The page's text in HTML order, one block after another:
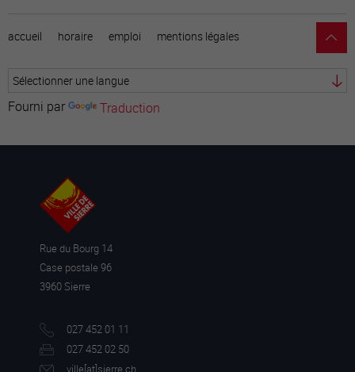
accueil horaire emploi mentions légales
Fourni par Traduction
Rue du Bourg 14
Case postale 96
3960 Sierre
027 452 01 11
027 452 02 50